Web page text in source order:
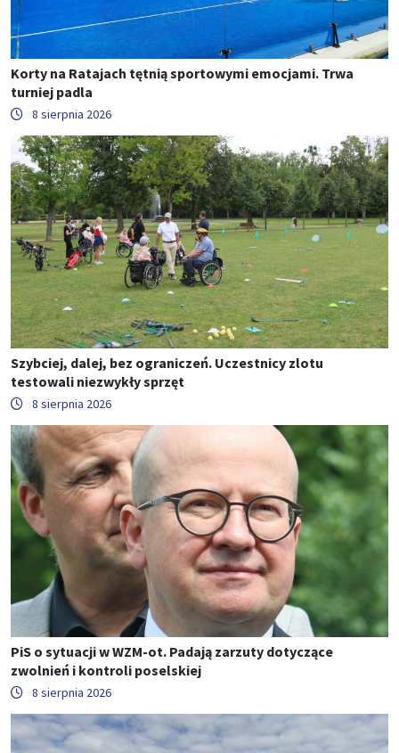
Korty na Ratajach tętnią sportowymi emocjami. Trwa
turniej padla
8 sierpnia 2026
Szybciej, dalej, bez ograniczeń. Uczestnicy zlotu
testowali niezwykły sprzęt
8 sierpnia 2026
PiS o sytuacji w WZM-ot. Padają zarzuty dotyczące
zwolnień i kontroli poselskiej
8 sierpnia 2026